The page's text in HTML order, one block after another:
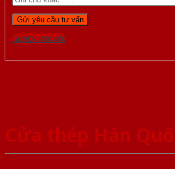
Gọi 0824.400.400
Cửa thép Hàn